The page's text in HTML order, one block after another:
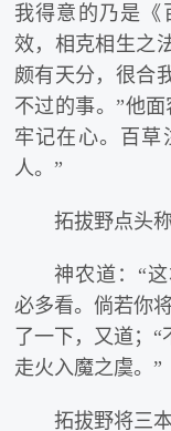
我得意的乃是《
效，相克相生之
颇有天分，很合
不过的事。”他
牢记在心。百草
人。”
拓拔野点头称
神农道：“
必多看。倘若你
了一下，又道；
走火入魔之虞。”
拓拔野将三